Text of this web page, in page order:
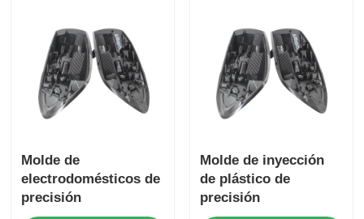
Molde de
electrodomésticos de
precisión
Molde de inyección
de plástico de
precisión